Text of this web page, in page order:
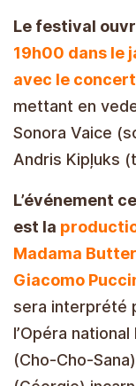
Le festival
19h00 dans le
avec le
mettant en
Sonora Vaice
Andris Kipļuks
L’événement
est la
Madama
Giacomo
sera interprété
l’Opéra
(Cho-Cho-